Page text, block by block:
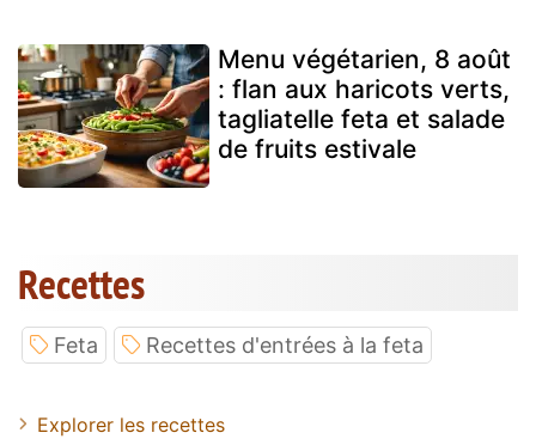
Menu végétarien, 8 août
: flan aux haricots verts,
tagliatelle feta et salade
de fruits estivale
Recettes
Feta Recettes d'entrées à la feta
Explorer les recettes